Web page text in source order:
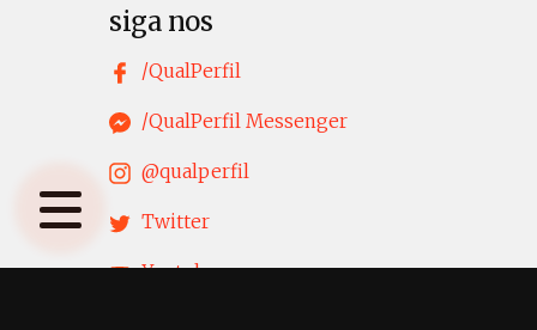
siga nos
/QualPerfil
/QualPerfil Messenger
@qualperfil
Twitter
Youtube